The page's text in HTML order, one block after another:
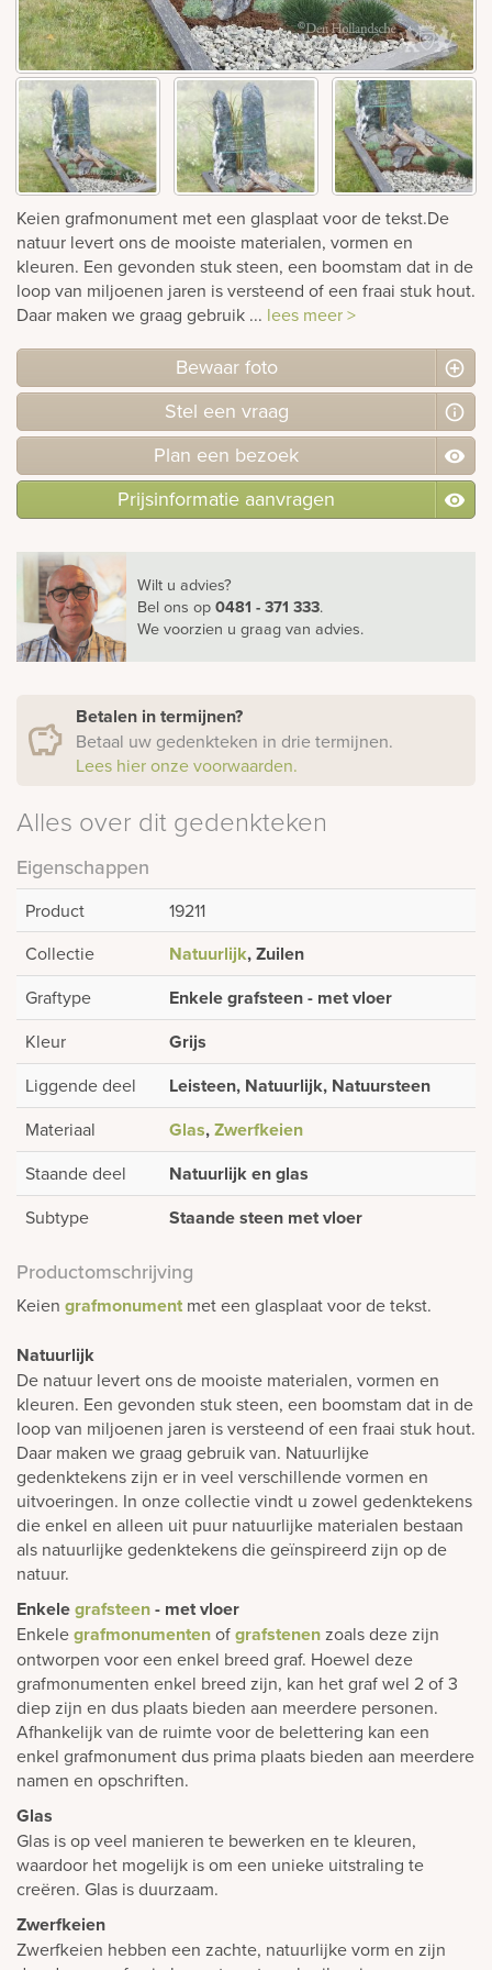
Keien grafmonument met een glasplaat voor de tekst.De
natuur levert ons de mooiste materialen, vormen en
kleuren. Een gevonden stuk steen, een boomstam dat in de
loop van miljoenen jaren is versteend of een fraai stuk hout.
Daar maken we graag gebruik ... lees meer >
Bewaar foto
Stel een vraag
Plan een bezoek
Prijsinformatie aanvragen
Wilt u advies?
Bel ons op0481 - 371 333.
We voorzien u graag van advies.
Betalen in termijnen?
Betaal uw gedenkteken in drie termijnen.
Lees hier onze voorwaarden.
Alles over dit gedenkteken
Eigenschappen
Product
19211
Collectie
Natuurlijk, Zuilen
Graftype Enkele grafsteen - met vloer
Kleur Grijs
Liggende deel Leisteen, Natuurlijk, Natuursteen
Materiaal Glas,Zwerfkeien
Staande deel Natuurlijk en glas
Subtype Staande steen met vloer
Productomschrijving
Keien grafmonument met een glasplaat voor de tekst.
Natuurlijk
De natuur levert ons de mooiste materialen, vormen en
kleuren. Een gevonden stuk steen, een boomstam dat in de
loop van miljoenen jaren is versteend of een fraai stuk hout.
Daar maken we graag gebruik van. Natuurlijke
gedenktekens zijn er in veel verschillende vormen en
uitvoeringen. In onze collectie vindt u zowel gedenktekens
die enkel en alleen uit puur natuurlijke materialen bestaan
als natuurlijke gedenktekens die geïnspireerd zijn op de
natuur.
Enkelegrafsteen- met vloer
Enkelegrafmonumentenofgrafstenenzoals deze zijn
ontworpen voor een enkel breed graf. Hoewel deze
grafmonumenten enkel breed zijn, kan het graf wel 2 of 3
diep zijn en dus plaats bieden aan meerdere personen.
Afhankelijk van de ruimte voor de belettering kan een
enkel grafmonument dus prima plaats bieden aan meerdere
namen en opschriften.
Glas
Glas is op veel manieren te bewerken en te kleuren,
waardoor het mogelijk is om een unieke uitstraling te
creëren. Glas is duurzaam.
Zwerfkeien
Zwerfkeien hebben een zachte, natuurlijke vorm en zijn